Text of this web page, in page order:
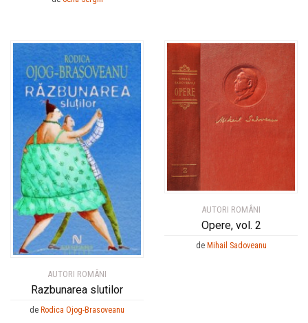
AUTORI ROMÂNI
Razbunarea slutilor
de Rodica Ojog-Brasoveanu
AUTORI ROMÂNI
Opere, vol. 2
de Mihail Sadoveanu